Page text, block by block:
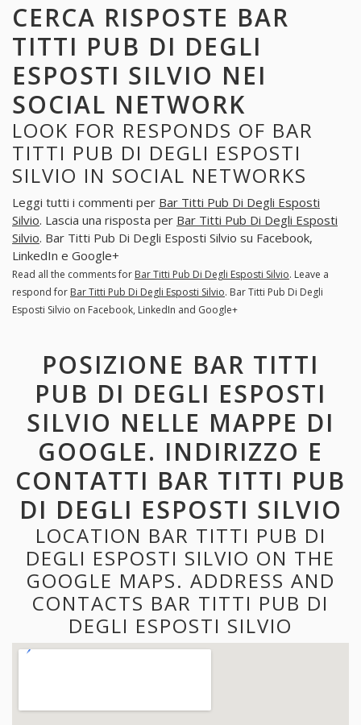
CERCA RISPOSTE BAR
TITTI PUB DI DEGLI
ESPOSTI SILVIO NEI
SOCIAL NETWORK
LOOK FOR RESPONDS OF BAR
TITTI PUB DI DEGLI ESPOSTI
SILVIO IN SOCIAL NETWORKS
Leggi tutti i commenti per Bar Titti Pub Di Degli Esposti
Silvio. Lascia una risposta per Bar Titti Pub Di Degli Esposti
Silvio. Bar Titti Pub Di Degli Esposti Silvio su Facebook,
LinkedIn e Google+
Read all the comments for Bar Titti Pub Di Degli Esposti Silvio. Leave a
respond for Bar Titti Pub Di Degli Esposti Silvio. Bar Titti Pub Di Degli
Esposti Silvio on Facebook, LinkedIn and Google+
POSIZIONE BAR TITTI
PUB DI DEGLI ESPOSTI
SILVIO NELLE MAPPE DI
GOOGLE. INDIRIZZO E
CONTATTI BAR TITTI PUB
DI DEGLI ESPOSTI SILVIO
LOCATION BAR TITTI PUB DI
DEGLI ESPOSTI SILVIO ON THE
GOOGLE MAPS. ADDRESS AND
CONTACTS BAR TITTI PUB DI
DEGLI ESPOSTI SILVIO